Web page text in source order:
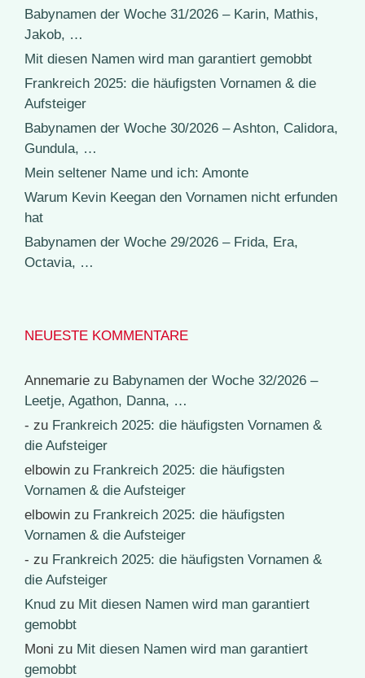
Babynamen der Woche 31/2026 – Karin, Mathis,
Jakob, …
Mit diesen Namen wird man garantiert gemobbt
Frankreich 2025: die häufigsten Vornamen & die
Aufsteiger
Babynamen der Woche 30/2026 – Ashton, Calidora,
Gundula, …
Mein seltener Name und ich: Amonte
Warum Kevin Keegan den Vornamen nicht erfunden
hat
Babynamen der Woche 29/2026 – Frida, Era,
Octavia, …
NEUESTE KOMMENTARE
Annemarie zu Babynamen der Woche 32/2026 –
Leetje, Agathon, Danna, …
- zu Frankreich 2025: die häufigsten Vornamen &
die Aufsteiger
elbowin zu Frankreich 2025: die häufigsten
Vornamen & die Aufsteiger
elbowin zu Frankreich 2025: die häufigsten
Vornamen & die Aufsteiger
- zu Frankreich 2025: die häufigsten Vornamen &
die Aufsteiger
Knud zu Mit diesen Namen wird man garantiert
gemobbt
Moni zu Mit diesen Namen wird man garantiert
gemobbt